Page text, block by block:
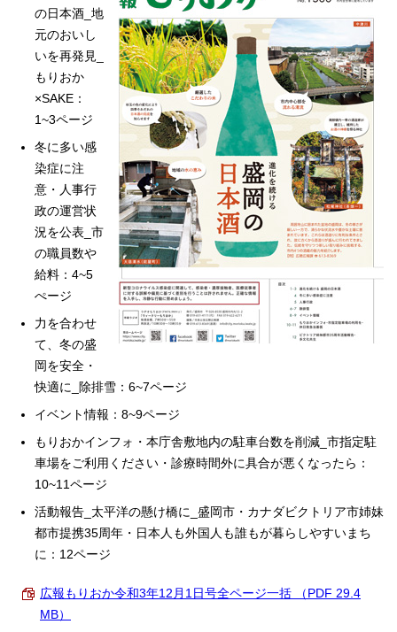
の日本酒_地
元のおいし
いを再発見_
もりおか
×SAKE：
1~3ページ
冬に多い感
染症に注
意・人事行
政の運営状
況を公表_市
の職員数や
給料：4~5
ぺージ
力を合わせ
て、冬の盛
岡を安全・
快適に_除排雪：6~7ページ
イベント情報：8~9ページ
もりおかインフォ・本庁舎敷地内の駐車台数を削減_市指定駐
車場をご利用ください・診療時間外に具合が悪くなったら：
10~11ページ
活動報告_太平洋の懸け橋に_盛岡市・カナダビクトリア市姉妹
都市提携35周年・日本人も外国人も誰もが暮らしやすいまち
に：12ページ
広報もりおか令和3年12月1日号全ページ一括 （PDF 29.4
MB）